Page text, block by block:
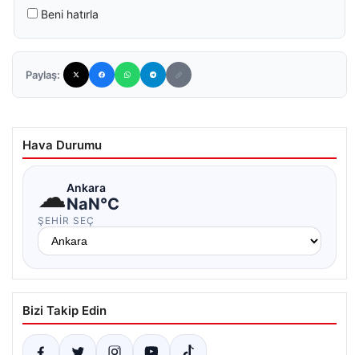
Beni hatırla
Paylaş:
Hava Durumu
☁Ankara
NaN°C
ŞEHIR SEÇ
Bizi Takip Edin